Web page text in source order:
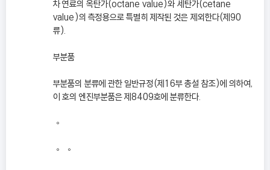
차 연료의 옥탄가(octane value)와 세탄가(cetane
value)의 측정용으로 특별히 제작된 것은 제외한다(제90
류).
부분품
부분품의 분류에 관한 일반규정(제16부 총설 참조)에 의하여,
이 호의 엔진부분품은 제8409호에 분류한다.
◦
◦ ◦